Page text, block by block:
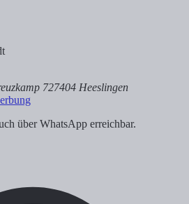
727404 Heeslingen
über WhatsApp erreichbar.